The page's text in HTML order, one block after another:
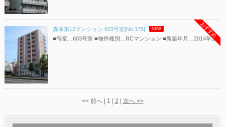
森塚第12マンション 603号室[No.175] NEW
■号室…603号室 ■物件種別…RCマンション ■新築年月…2014年1月
おすすめ
<< 前へ | 1 | 2 次へ >>